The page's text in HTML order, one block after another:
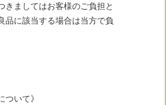
きましてはお客様のご負担と
品に該当する場合は当方で負
ついて》